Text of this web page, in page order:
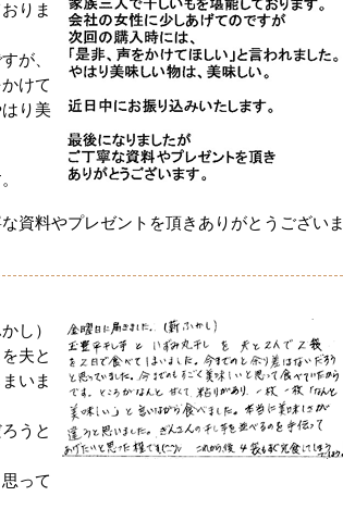
りま
が、
けて
り美
資料やプレゼントを頂きありがとうございま
し）
夫と
いま
うと
って